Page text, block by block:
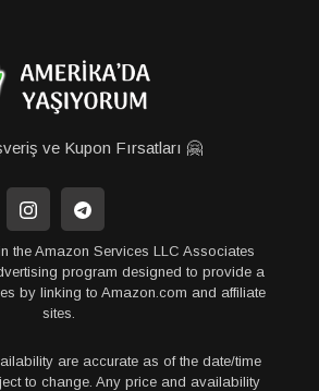
ve Kupon Fırsatları 🤗
the Amazon Services LLC Associates
program designed to provide a
by linking to Amazon.com and affiliate
sites.
are accurate as of the date/time
to change. Any price and availability